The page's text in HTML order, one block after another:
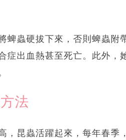
蜱蟲硬拔下來，否則蜱蟲附
症出血熱甚至死亡。此外，
法
，昆蟲活躍起來，每年春季